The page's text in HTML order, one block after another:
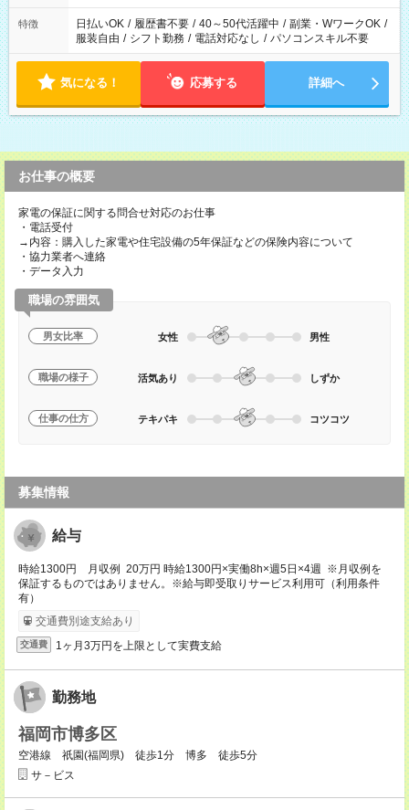
特徴 日払いOK / 履歴書不要 / 40～50代活躍中 / 副業・WワークOK /
服装自由 / シフト勤務 / 電話対応なし / パソコンスキル不要
気になる！ 応募する 詳細へ
お仕事の概要
家電の保証に関する問合せ対応のお仕事
・電話受付
→内容：購入した家電や住宅設備の5年保証などの保険内容について
・協力業者へ連絡
・データ入力
職場の雰囲気
男女比率 女性 男性
職場の様子 活気あり しずか
仕事の仕方 テキパキ コツコツ
募集情報
給与
時給1300円 月収例 20万円 時給1300円×実働8h×週5日×4週 ※月収例を
保証するものではありません。※給与即受取りサービス利用可（利用条件
有）
交通費別途支給あり
交通費 1ヶ月3万円を上限として実費支給
勤務地
福岡市博多区
空港線 祇園(福岡県) 徒歩1分 博多 徒歩5分
サ－ビス